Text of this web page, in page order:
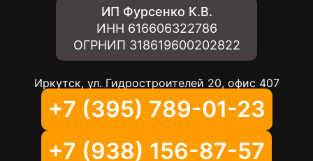
ИП Фурсенко К.В.
ИНН 616606322786
ОГРНИП 318619600202822
Иркутск, ул. Гидростроителей 20, офис 407
+7 (395) 789-01-23
+7 (938) 156-87-57